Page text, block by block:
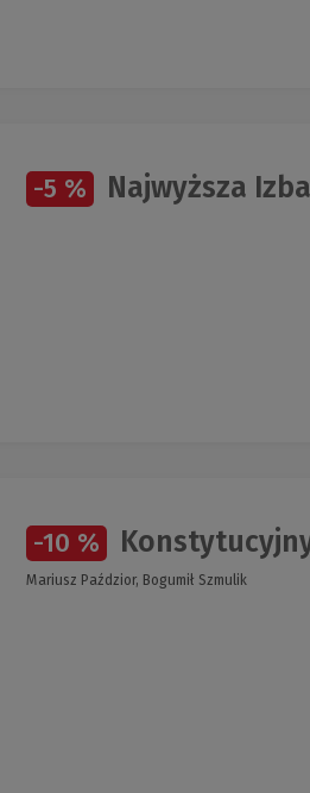
-5 % Najwyższa
-10 %
Mariusz Paździor, Bogumił Szmulik